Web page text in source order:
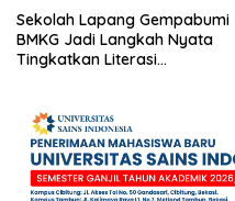
Sekolah Lapang Gempabumi
BMKG Jadi Langkah Nyata
Tingkatkan Literasi